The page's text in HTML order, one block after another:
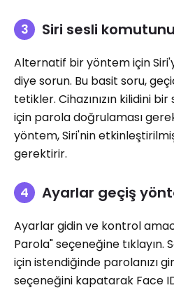
Siri sesli
Alternatif bir yöntem için
diye sorun. Bu basit soru,
tetikler. Cihazınızın kilidini
için parola doğrulaması
yöntem, Siri'nin
gerektirir.
Ayarlar geçiş
Ayarlar gidin ve kontrol
Parola" seçeneğine tıklayın.
için istendiğinde parolanızı
seçeneğini kapatarak Face